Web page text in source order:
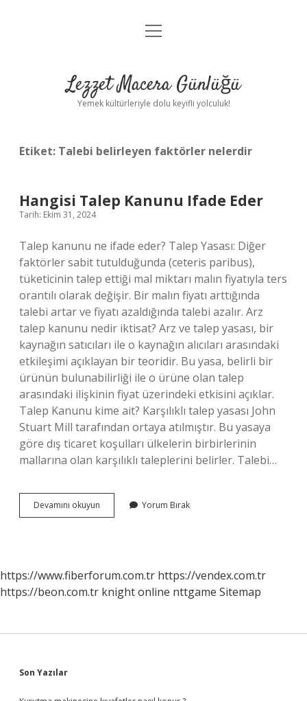
Anasayfa
Yasal Uyarı
menüyü
Lezzet Macera Günlüğü
Yemek kültürleriyle dolu keyifli yolculuk!
Etiket: Talebi belirleyen faktörler nelerdir
Hangisi Talep Kanunu Ifade Eder
Tarih: Ekim 31, 2024
Talep kanunu ne ifade eder? Talep Yasası: Diğer
faktörler sabit tutulduğunda (ceteris paribus),
tüketicinin talep ettiği mal miktarı malın fiyatıyla ters
orantılı olarak değişir. Bir malın fiyatı arttığında
talebi artar ve fiyatı azaldığında talebi azalır. Arz
talep kanunu nedir iktisat? Arz ve talep yasası, bir
kaynağın satıcıları ile o kaynağın alıcıları arasındaki
etkileşimi açıklayan bir teoridir. Bu yasa, belirli bir
ürünün bulunabilirliği ile o ürüne olan talep
arasındaki ilişkinin fiyat üzerindeki etkisini açıklar.
Talep Kanunu kime ait? Karşılıklı talep yasası John
Stuart Mill tarafından ortaya atılmıştır. Bu yasaya
göre dış ticaret koşulları ülkelerin birbirlerinin
mallarına olan karşılıklı taleplerini belirler. Talebi…
Devamını okuyun
Talep
Yorum Bırak
https://www.fiberforum.com.tr https://vendex.com.tr
https://beon.com.tr knight online nttgame Sitemap
Sidebar
Son Yazılar